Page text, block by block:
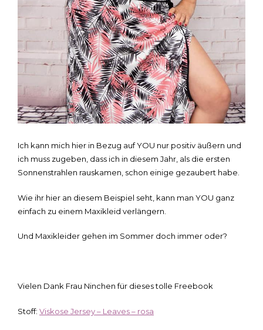
Ich kann mich hier in Bezug auf YOU nur positiv äußern und
ich muss zugeben, dass ich in diesem Jahr, als die ersten
Sonnenstrahlen rauskamen, schon einige gezaubert habe.
Wie ihr hier an diesem Beispiel seht, kann man YOU ganz
einfach zu einem Maxikleid verlängern.
Und Maxikleider gehen im Sommer doch immer oder?
Vielen Dank Frau Ninchen für dieses tolle Freebook
Stoff: Viskose Jersey – Leaves – rosa